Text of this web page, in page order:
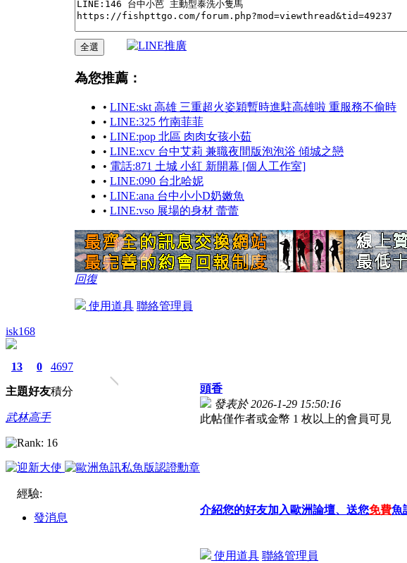
為您推薦：
• LINE:skt 高雄 三重超火姿穎暫時進駐高雄啦 重服務不偷時
• LINE:325 竹南菲菲
• LINE:pop 北區 肉肉女孩小茹
• LINE:xcv 台中艾莉 兼職夜間版泡泡浴 傾城之戀
• 電話:871 土城 小紅 新開幕 [個人工作室]
• LINE:090 台北哈妮
• LINE:ana 台中小小D奶嫩魚
• LINE:vso 展場的身材 蕾蕾
回復
使用道具 聯絡管理員
isk168
13
主題
0
好友
4697
積分
武林高手
經驗:
發消息
頭香
發表於 2026-1-29 15:50:16
此帖僅作者或金幣 1 枚以上的會員可見
介紹您的好友加入歐洲論壇、送您免費魚
使用道具 聯絡管理員